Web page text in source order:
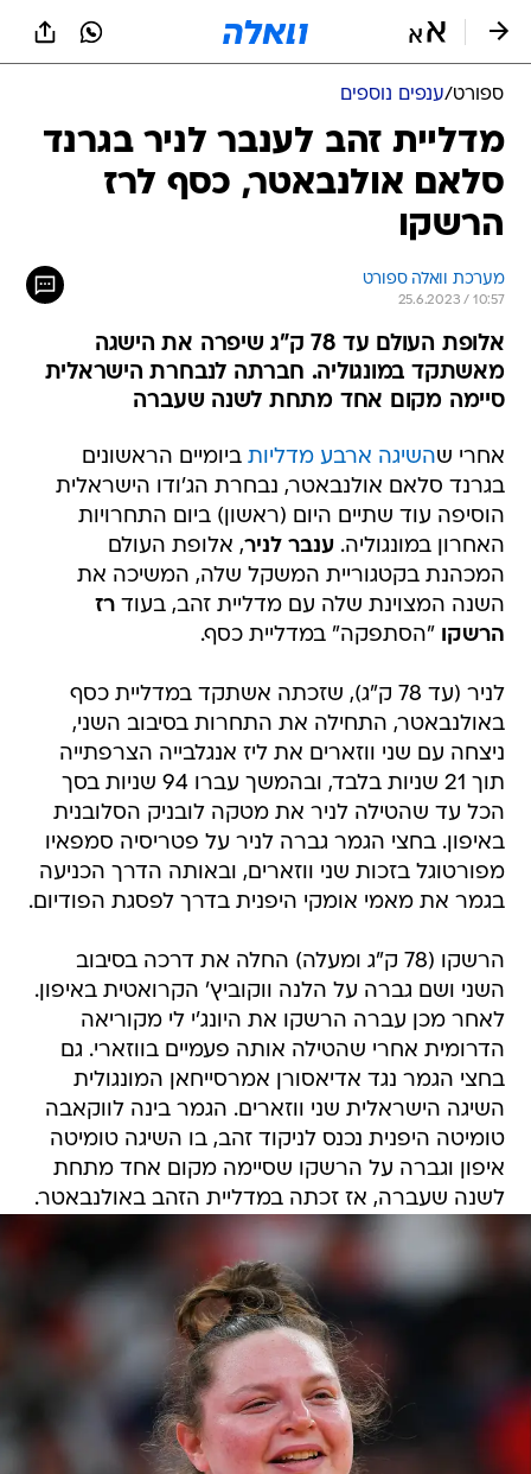
ספורט/ענפים נוספים
מדליית זהב לענבר לניר בגרנד
סלאם אולנבאטר, כסף לרז
הרשקו
מערכת וואלה ספורט
25.6.2023 / 10:57
אלופת העולם עד 78 ק"ג שיפרה את הישגה
מאשתקד במונגוליה. חברתה לנבחרת הישראלית
סיימה מקום אחד מתחת לשנה שעברה
אחרי שהשיגה ארבע מדליות ביומיים הראשונים
בגרנד סלאם אולנבאטר, נבחרת הג'ודו הישראלית
הוסיפה עוד שתיים היום (ראשון) ביום התחרויות
האחרון במונגוליה.ענבר לניר, אלופת העולם
המכהנת בקטגוריית המשקל שלה, המשיכה את
השנה המצוינת שלה עם מדליית זהב, בעודרז
הרשקו "הסתפקה" במדליית כסף.
לניר (עד 78 ק"ג), שזכתה אשתקד במדליית כסף
באולנבאטר, התחילה את התחרות בסיבוב השני,
ניצחה עם שני ווזארים את ליז אנגלבייה הצרפתייה
תוך 21 שניות בלבד, ובהמשך עברו 94 שניות בסך
הכל עד שהטילה לניר את מטקה לובניק הסלובנית
באיפון. בחצי הגמר גברה לניר על פטריסיה סמפאיו
מפורטוגל בזכות שני ווזארים, ובאותה הדרך הכניעה
בגמר את מאמי אומקי היפנית בדרך לפסגת הפודיום.
הרשקו (78 ק"ג ומעלה) החלה את דרכה בסיבוב
השני ושם גברה על הלנה ווקוביץ' הקרואטית באיפון.
לאחר מכן עברה הרשקו את היונג'י לי מקוריאה
הדרומית אחרי שהטילה אותה פעמיים בווזארי. גם
בחצי הגמר נגד אדיאסורן אמרסייחאן המונגולית
השיגה הישראלית שני ווזארים. הגמר בינה לווקאבה
טומיטה היפנית נכנס לניקוד זהב, בו השיגה טומיטה
איפון וגברה על הרשקו שסיימה מקום אחד מתחת
לשנה שעברה, אז זכתה במדליית הזהב באולנבאטר.